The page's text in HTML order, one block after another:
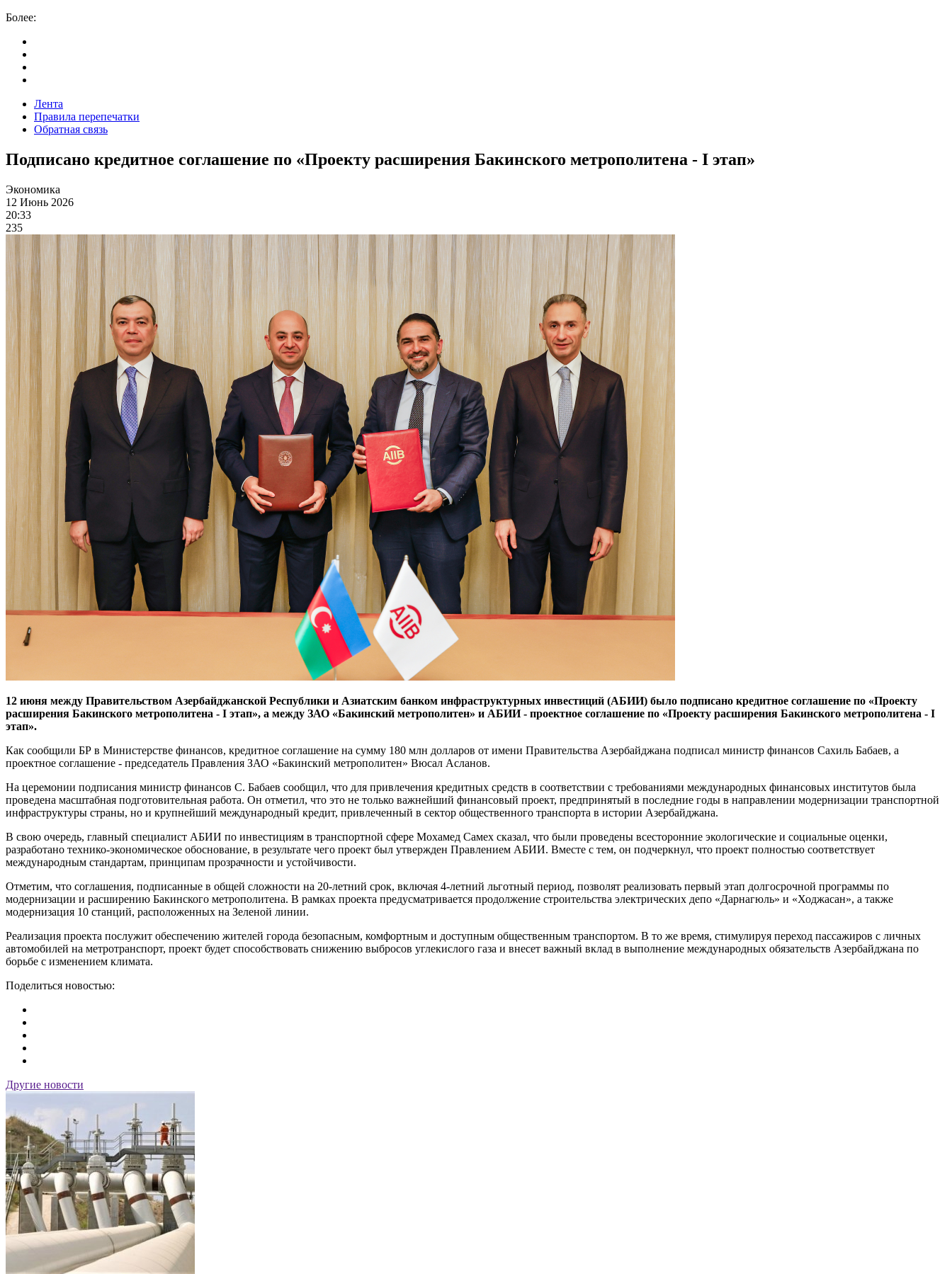
Более:
Лента
Правила перепечатки
Обратная связь
Подписано кредитное соглашение по «Проекту расширения Бакинского метрополитена - I этап»
Экономика
12 Июнь 2026
20:33
235
12 июня между Правительством Азербайджанской Республики и Азиатским банком инфраструктурных инвестиций (АБИИ) было подписано кредитное соглашение по «Проекту
расширения Бакинского метрополитена - I этап», а между ЗАО «Бакинский метрополитен» и АБИИ - проектное соглашение по «Проекту расширения Бакинского метрополитена - I
этап».
Как сообщили БР в Министерстве финансов, кредитное соглашение на сумму 180 млн долларов от имени Правительства Азербайджана подписал министр финансов Сахиль Бабаев, а
проектное соглашение - председатель Правления ЗАО «Бакинский метрополитен» Вюсал Асланов.
На церемонии подписания министр финансов С. Бабаев сообщил, что для привлечения кредитных средств в соответствии с требованиями международных финансовых институтов была
проведена масштабная подготовительная работа. Он отметил, что это не только важнейший финансовый проект, предпринятый в последние годы в направлении модернизации транспортной
инфраструктуры страны, но и крупнейший международный кредит, привлеченный в сектор общественного транспорта в истории Азербайджана.
В свою очередь, главный специалист АБИИ по инвестициям в транспортной сфере Мохамед Самех сказал, что были проведены всесторонние экологические и социальные оценки,
разработано технико-экономическое обоснование, в результате чего проект был утвержден Правлением АБИИ. Вместе с тем, он подчеркнул, что проект полностью соответствует
международным стандартам, принципам прозрачности и устойчивости.
Отметим, что соглашения, подписанные в общей сложности на 20-летний срок, включая 4-летний льготный период, позволят реализовать первый этап долгосрочной программы по
модернизации и расширению Бакинского метрополитена. В рамках проекта предусматривается продолжение строительства электрических депо «Дарнагюль» и «Ходжасан», а также
модернизация 10 станций, расположенных на Зеленой линии.
Реализация проекта послужит обеспечению жителей города безопасным, комфортным и доступным общественным транспортом. В то же время, стимулируя переход пассажиров с личных
автомобилей на метротранспорт, проект будет способствовать снижению выбросов углекислого газа и внесет важный вклад в выполнение международных обязательств Азербайджана по
борьбе с изменением климата.
Поделиться новостью:
Другие новости